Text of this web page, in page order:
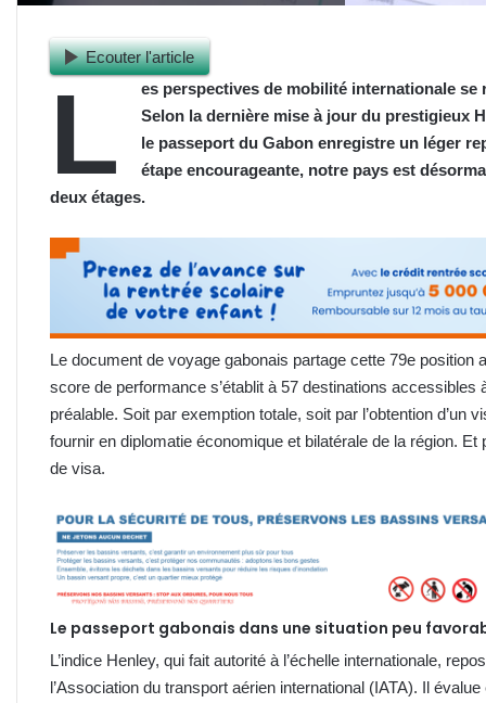
Ecouter l'article
L
es perspectives de mobilité internationale
Selon la dernière mise à jour du prestigieux
le passeport du Gabon enregistre un léger
étape encourageante, notre pays est
deux étages.
Le document de voyage gabonais partage cette 79e
score de performance s’établit à 57 destinations accessibles
préalable. Soit par exemption totale, soit par l’obtention d’un
fournir en diplomatie économique et bilatérale de la région. Et
de visa.
Le passeport gabonais dans une situation peu
L’indice Henley, qui fait autorité à l’échelle internationale,
l’Association du transport aérien international (IATA). Il